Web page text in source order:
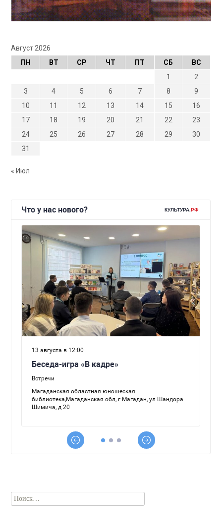
Август 2026
ПН
ВТ СР ЧТ ПТ СБ
ВС
1
2
3
4 5 6 7 8
9
10
11 12 13 14 15
16
17
18 19 20 21 22
23
24
25 26 27 28 29
30
31
« Июл
Найти: